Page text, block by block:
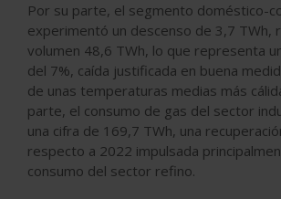
Por su parte, el segmento doméstico-
experimentó un descenso de 3,7 TWh,
volumen 48,6 TWh, lo que representa
del 7%, caída justificada en buena
de unas temperaturas medias más
parte, el consumo de gas del sector
una cifra de 169,7 TWh, una
respecto a 2022 impulsada
consumo del sector refino.